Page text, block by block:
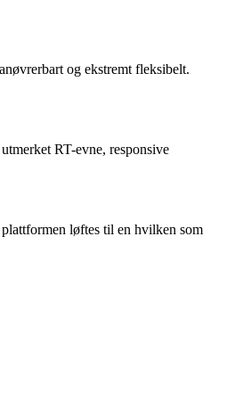
og ekstremt fleksibelt.
RT-evne, responsive
løftes til en hvilken som